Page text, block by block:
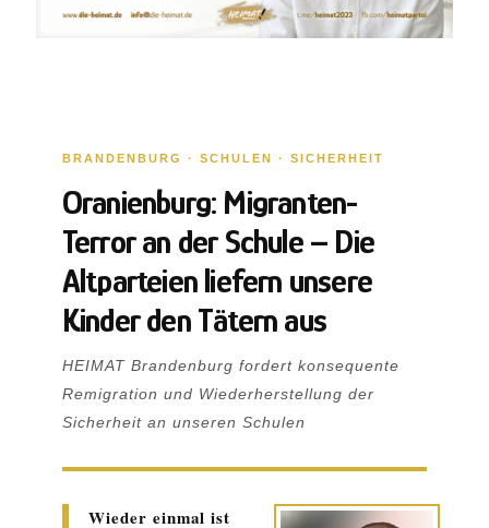
BRANDENBURG · SCHULEN · SICHERHEIT
Oranienburg: Migranten-
Terror an der Schule – Die
Altparteien liefern unsere
Kinder den Tätern aus
HEIMAT Brandenburg fordert konsequente
Remigration und Wiederherstellung der
Sicherheit an unseren Schulen
Wieder einmal ist